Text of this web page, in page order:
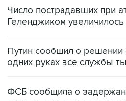
Число пострадавших при
Геленджиком
Путин сообщил о решении
одних руках все службы
ФСБ сообщила о